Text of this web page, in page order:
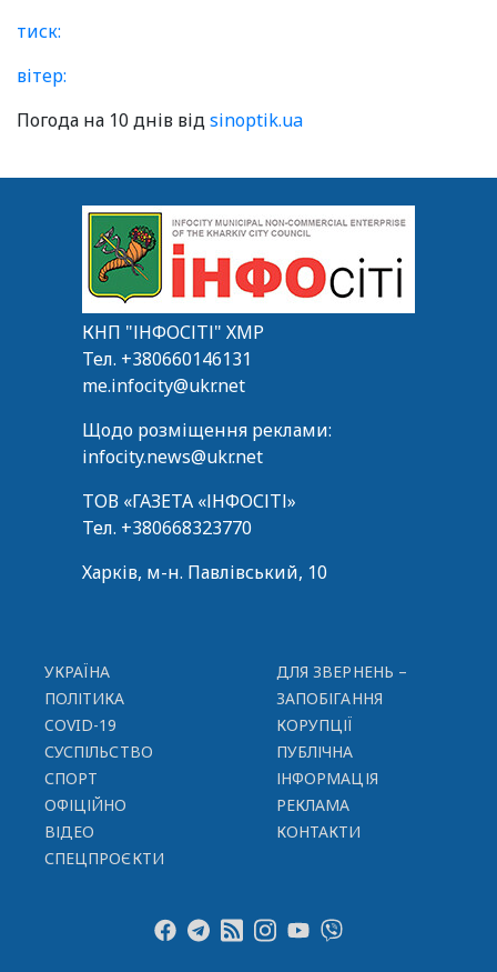
тиск:
вітер:
Погода на 10 днів відsinoptik.ua
КНП "ІНФОСІТІ" ХМР
Тел. +380660146131
me.infocity@ukr.net
Щодо розміщення реклами:
infocity.news@ukr.net
ТОВ «ГАЗЕТА «ІНФОСІТІ»
Тел. +380668323770
Харків, м-н. Павлівський, 10
УКРАЇНА
ПОЛІТИКА
COVID-19
СУСПІЛЬСТВО
СПОРТ
ОФІЦІЙНО
ВІДЕО
СПЕЦПРОЄКТИ
ДЛЯ ЗВЕРНЕНЬ –
ЗАПОБІГАННЯ
КОРУПЦІЇ
ПУБЛІЧНА
ІНФОРМАЦІЯ
РЕКЛАМА
КОНТАКТИ